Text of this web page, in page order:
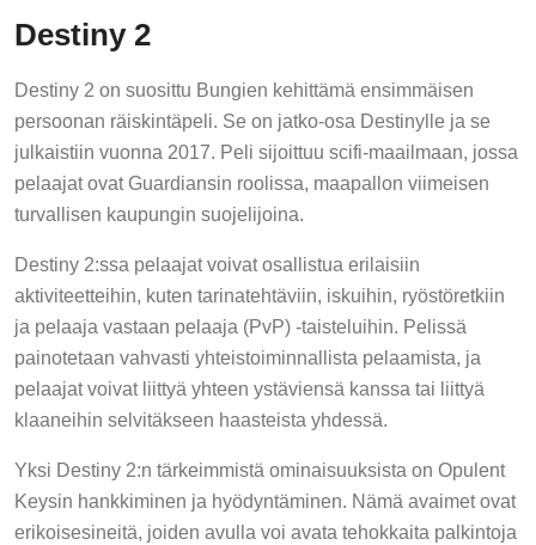
Destiny 2
Destiny 2 on suosittu Bungien kehittämä ensimmäisen
persoonan räiskintäpeli. Se on jatko-osa Destinylle ja se
julkaistiin vuonna 2017. Peli sijoittuu scifi-maailmaan, jossa
pelaajat ovat Guardiansin roolissa, maapallon viimeisen
turvallisen kaupungin suojelijoina.
Destiny 2:ssa pelaajat voivat osallistua erilaisiin
aktiviteetteihin, kuten tarinatehtäviin, iskuihin, ryöstöretkiin
ja pelaaja vastaan pelaaja (PvP) -taisteluihin. Pelissä
painotetaan vahvasti yhteistoiminnallista pelaamista, ja
pelaajat voivat liittyä yhteen ystäviensä kanssa tai liittyä
klaaneihin selvitäkseen haasteista yhdessä.
Yksi Destiny 2:n tärkeimmistä ominaisuuksista on Opulent
Keysin hankkiminen ja hyödyntäminen. Nämä avaimet ovat
erikoisesineitä, joiden avulla voi avata tehokkaita palkintoja